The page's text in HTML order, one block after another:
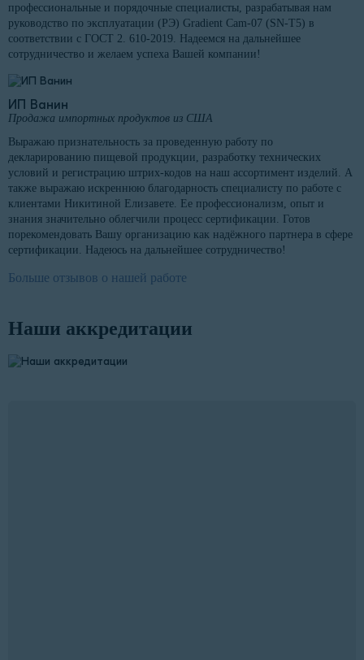
профессиональные и порядочные специалисты, разрабатывая нам
руководство по эксплуатации (РЭ) Gradient Cam-07 (SN-T5) в
соответствии с ГОСТ 2. 610-2019. Надеемся на дальнейшее
сотрудничество и желаем успеха Вашей компании!
ИП Ванин
Продажа импортных продуктов из США
Выражаю признательность за проведенную работу по
декларированию пищевой продукции, разработку технических
условий и регистрацию штрих-кодов на наш ассортимент изделий. А
также выражаю искреннюю благодарность специалисту по работе с
клиентами Никитиной Елизавете. Ее профессионализм, опыт и
знания значительно облегчили процесс сертификации. Готов
порекомендовать Вашу организацию как надёжного партнера в сфере
сертификации. Надеюсь на дальнейшее сотрудничество!
Больше отзывов о нашей работе
Наши аккредитации